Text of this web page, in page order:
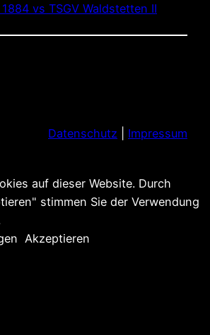
vs TSGV Waldstetten II
Datenschutz Impressum
auf dieser Website. Durch
stimmen Sie der Verwendung
Akzeptieren